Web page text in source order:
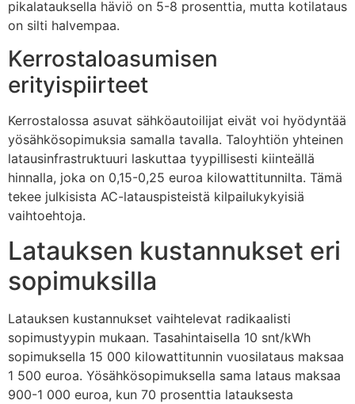
pikalatauksella häviö on 5-8 prosenttia, mutta kotilataus
on silti halvempaa.
Kerrostaloasumisen
erityispiirteet
Kerrostalossa asuvat sähköautoilijat eivät voi hyödyntää
yösähkösopimuksia samalla tavalla. Taloyhtiön yhteinen
latausinfrastruktuuri laskuttaa tyypillisesti kiinteällä
hinnalla, joka on 0,15-0,25 euroa kilowattitunnilta. Tämä
tekee julkisista AC-latauspisteistä kilpailukykyisiä
vaihtoehtoja.
Latauksen kustannukset eri
sopimuksilla
Latauksen kustannukset vaihtelevat radikaalisti
sopimustyypin mukaan. Tasahintaisella 10 snt/kWh
sopimuksella 15 000 kilowattitunnin vuosilataus maksaa
1 500 euroa. Yösähkösopimuksella sama lataus maksaa
900-1 000 euroa, kun 70 prosenttia latauksesta